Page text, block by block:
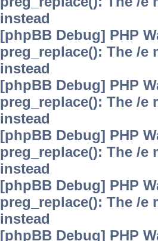
instead
[phpBB Debug] PHP
preg_replace(): The /
instead
[phpBB Debug] PHP
preg_replace(): The /
instead
[phpBB Debug] PHP
preg_replace(): The /
instead
[phpBB Debug] PHP
preg_replace(): The /
instead
[phpBB Debug] PHP